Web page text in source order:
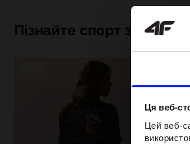
Ця веб-
Цей веб-
Пізнайте спорт